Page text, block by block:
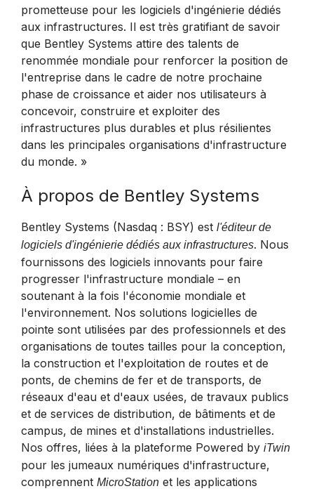
prometteuse pour les logiciels d'ingénierie dédiés
aux infrastructures. Il est très gratifiant de savoir
que Bentley Systems attire des talents de
renommée mondiale pour renforcer la position de
l'entreprise dans le cadre de notre prochaine
phase de croissance et aider nos utilisateurs à
concevoir, construire et exploiter des
infrastructures plus durables et plus résilientes
dans les principales organisations d'infrastructure
du monde. »
À propos de Bentley Systems
Bentley Systems (Nasdaq : BSY) est l'éditeur de
logiciels d'ingénierie dédiés aux infrastructures. Nous
fournissons des logiciels innovants pour faire
progresser l'infrastructure mondiale – en
soutenant à la fois l'économie mondiale et
l'environnement. Nos solutions logicielles de
pointe sont utilisées par des professionnels et des
organisations de toutes tailles pour la conception,
la construction et l'exploitation de routes et de
ponts, de chemins de fer et de transports, de
réseaux d'eau et d'eaux usées, de travaux publics
et de services de distribution, de bâtiments et de
campus, de mines et d'installations industrielles.
Nos offres, liées à la plateforme Powered by iTwin
pour les jumeaux numériques d'infrastructure,
comprennent MicroStation et les applications